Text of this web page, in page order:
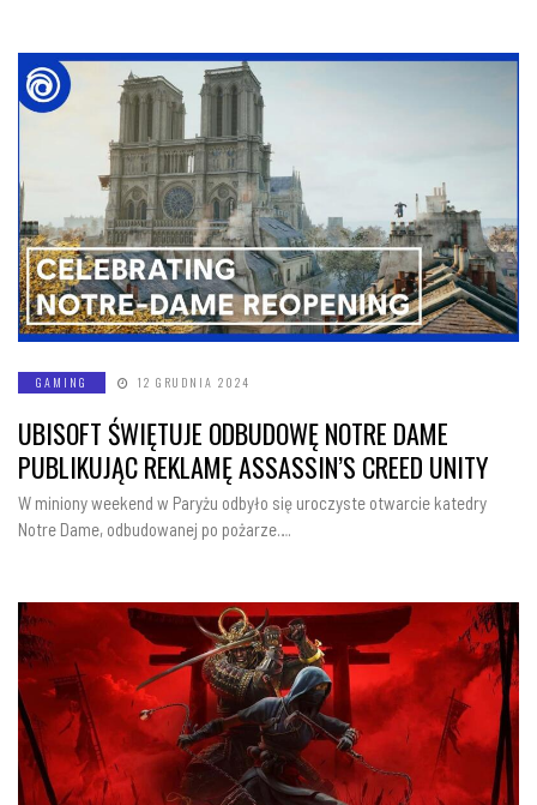
GAMING 12 GRUDNIA 2024
UBISOFT ŚWIĘTUJE ODBUDOWĘ NOTRE DAME
PUBLIKUJĄC REKLAMĘ ASSASSIN’S CREED UNITY
W miniony weekend w Paryżu odbyło się uroczyste otwarcie katedry
Notre Dame, odbudowanej po pożarze….